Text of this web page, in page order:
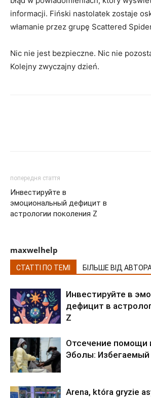
informacji. Fiński nastolatek zostaje
włamanie przez grupę Scattered
Nic nie jest bezpieczne. Nic nie
Kolejny zwyczajny dzień.
попередня стаття
Инвестируйте в
эмоциональный дефицит в
астрологии поколения Z
maxwelhelp
СТАТТІ ПО ТЕМІ БІЛЬШЕ ВІД
Инвестируйте в
дефицит в
Z
Отсечение помощи
Эболы:
Arena, która gryzie